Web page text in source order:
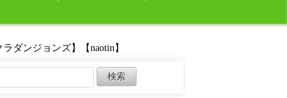
ダンジョンズ】【naotin】